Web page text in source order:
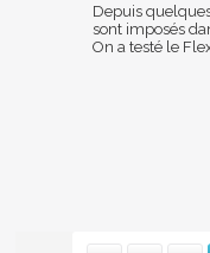
Depuis
sont imposés
On a testé le